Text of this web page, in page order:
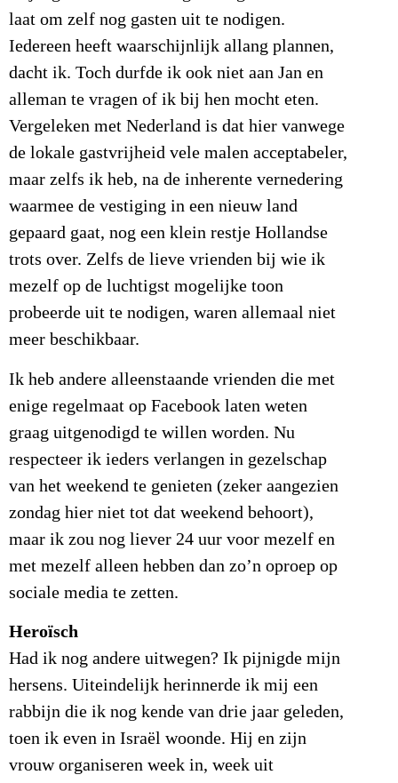
laat om zelf nog gasten uit te nodigen.
Iedereen heeft waarschijnlijk allang plannen,
dacht ik. Toch durfde ik ook niet aan Jan en
alleman te vragen of ik bij hen mocht eten.
Vergeleken met Nederland is dat hier vanwege
de lokale gastvrijheid vele malen acceptabeler,
maar zelfs ik heb, na de inherente vernedering
waarmee de vestiging in een nieuw land
gepaard gaat, nog een klein restje Hollandse
trots over. Zelfs de lieve vrienden bij wie ik
mezelf op de luchtigst mogelijke toon
probeerde uit te nodigen, waren allemaal niet
meer beschikbaar.
Ik heb andere alleenstaande vrienden die met
enige regelmaat op Facebook laten weten
graag uitgenodigd te willen worden. Nu
respecteer ik ieders verlangen in gezelschap
van het weekend te genieten (zeker aangezien
zondag hier niet tot dat weekend behoort),
maar ik zou nog liever 24 uur voor mezelf en
met mezelf alleen hebben dan zo’n oproep op
sociale media te zetten.
Heroïsch
Had ik nog andere uitwegen? Ik pijnigde mijn
hersens. Uiteindelijk herinnerde ik mij een
rabbijn die ik nog kende van drie jaar geleden,
toen ik even in Israël woonde. Hij en zijn
vrouw organiseren week in, week uit